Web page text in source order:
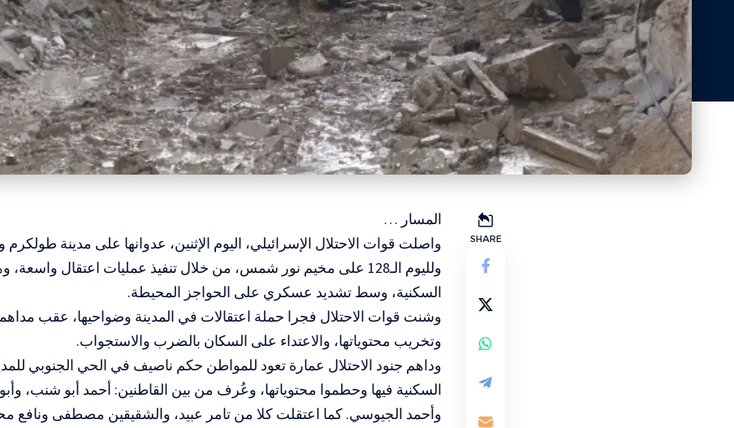
SHARE
المسار …
ولليوم الـ128 على مخيم نور شمس، من خلال تنفيذ عمليات اعتقال
السكنية، وسط تشديد عسكري على الحواجز المحيطة.
وشنت قوات الاحتلال فجرا حملة اعتقالات في المدينة وضواحيها، عقب
وتخريب محتوياتها، والاعتداء على السكان بالضرب والاستجواب.
وداهم جنود الاحتلال عمارة تعود للمواطن حكم ناصيف في الحي الجنوبي
السكنية فيها وحطموا محتوياتها، وعُرف من بين القاطنين: أحمد أبو شنب،
وأحمد الجيوسي. كما اعتقلت كلا من تامر عبيد، والشقيقين مصطفى ونافع